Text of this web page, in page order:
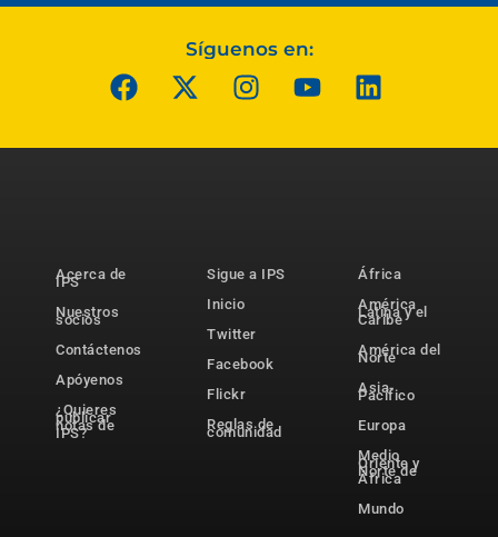
Síguenos en:
Acerca de
IPS
Nuestros
socios
Contáctenos
Apóyenos
¿Quieres
publicar
notas de
IPS?
Sigue a IPS
Inicio
Twitter
Facebook
Flickr
Reglas de
comunidad
África
América
Latina y el
Caribe
América del
Norte
Asia-
Pacífico
Europa
Medio
Oriente y
Norte de
África
Mundo